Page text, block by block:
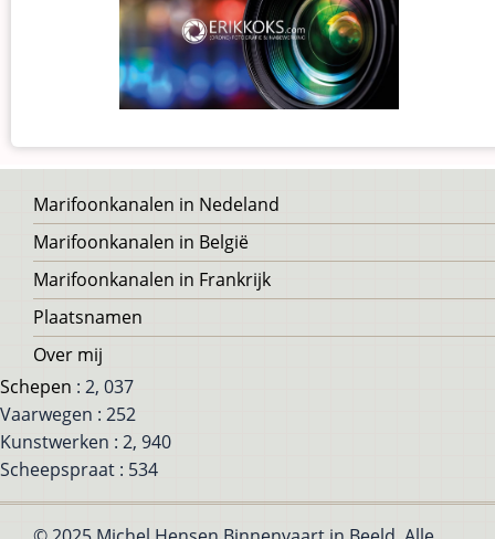
Voet
Marifoonkanalen in Nedeland
Marifoonkanalen in België
Marifoonkanalen in Frankrijk
Plaatsnamen
Over mij
Schepen : 2, 037
Vaarwegen : 252
Kunstwerken : 2, 940
Scheepspraat : 534